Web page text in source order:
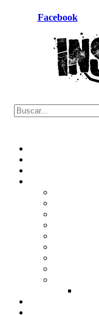
Facebook